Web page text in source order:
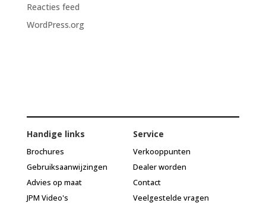
Reacties feed
WordPress.org
Handige links
Brochures
Gebruiksaanwijzingen
Advies op maat
JPM Video's
Service
Verkooppunten
Dealer worden
Contact
Veelgestelde vragen